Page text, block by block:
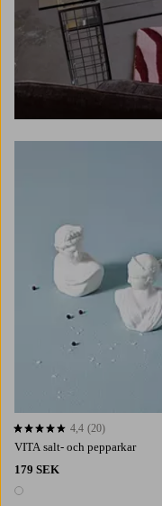
VITA salt- och pepparkar
179 SEK
1 färg
4,4 baserat på 20 st betyg
4,4 (20)